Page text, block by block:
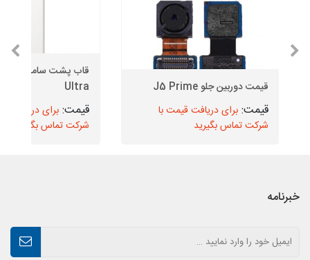
قیمت دوربین جلو J5 Prime
برای دریافت قیمت با
شرکت تماس بگیرید
Ultra
برای دریافت
شرکت تماس بگیرید
خبرنامه